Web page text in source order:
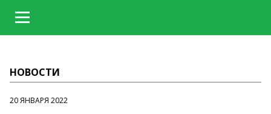
НОВОСТИ
20 ЯНВАРЯ 2022